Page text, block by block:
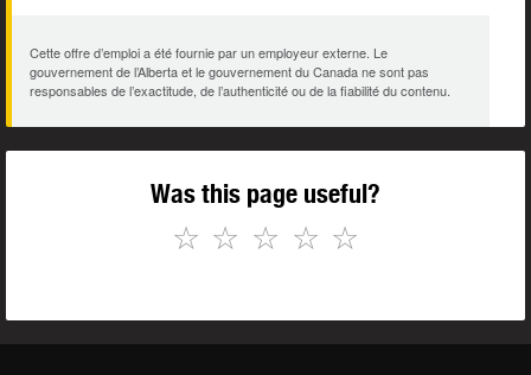
Cette offre d’emploi a été fournie par un employeur externe. Le
gouvernement de l’Alberta et le gouvernement du Canada ne sont pas
responsables de l’exactitude, de l’authenticité ou de la fiabilité du contenu.
Was this page useful?
☆
☆
☆
☆
☆